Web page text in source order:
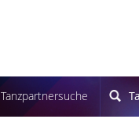
Tanzpartnersuche